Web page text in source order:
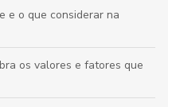
e o que considerar na
os valores e fatores que